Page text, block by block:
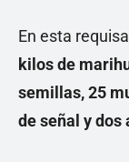
En esta
kilos de
semillas, 25
de señal y dos